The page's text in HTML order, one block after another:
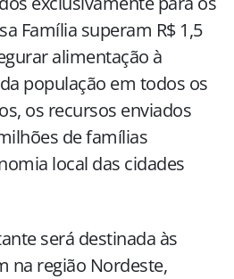
Família superam R$ 1,5
alimentação à
população em todos os
os recursos enviados
de famílias
local das cidades
será destinada às
na região Nordeste,